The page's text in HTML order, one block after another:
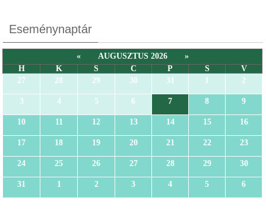
Eseménynaptár
« AUGUSZTUS 2026
»
H
K S C P S
V
27
28 29 30 31 1 2
3 4 5 6 7 8 9
10 11 12 13 14 15 16
17 18 19 20 21 22 23
24 25 26 27 28 29 30
31 1 2 3 4 5 6